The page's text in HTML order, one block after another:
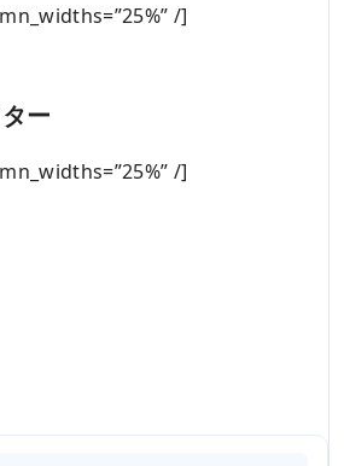
/]
ー
/]